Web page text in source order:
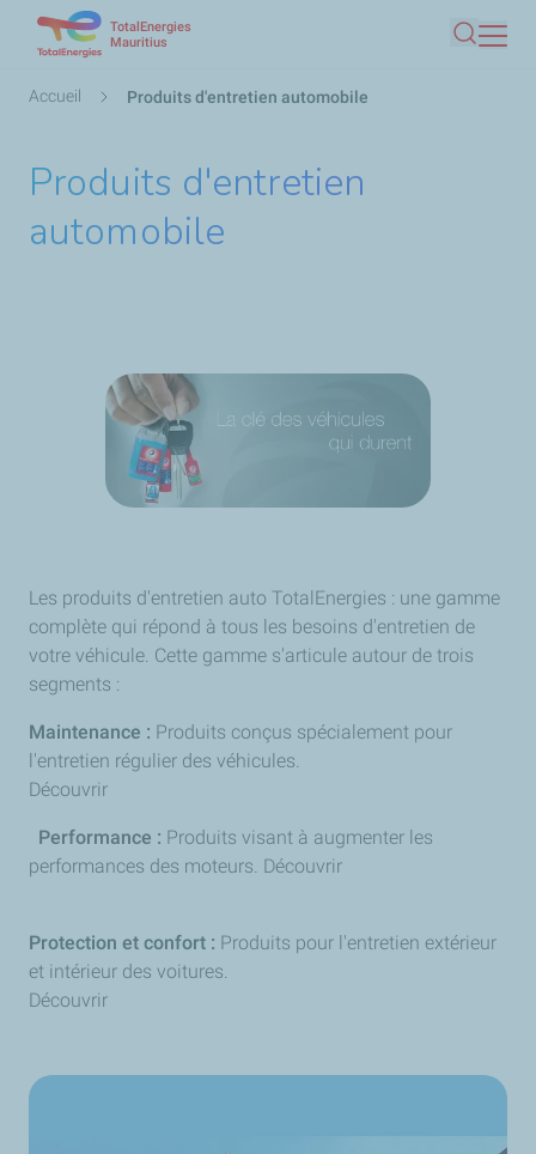
contenu
TotalEnergies
Mauritius
Fil
Accueil Produits d'entretien automobile
Produits d'entretien
automobile
Les produits d'entretien auto TotalEnergies : une gamme
complète qui répond à tous les besoins d'entretien de
votre véhicule. Cette gamme s'articule autour de trois
segments :
Maintenance : Produits conçus spécialement pour
l'entretien régulier des véhicules.
Découvrir
Performance : Produits visant à augmenter les
performances des moteurs. Découvrir
Protection et confort : Produits pour l'entretien extérieur
et intérieur des voitures.
Découvrir